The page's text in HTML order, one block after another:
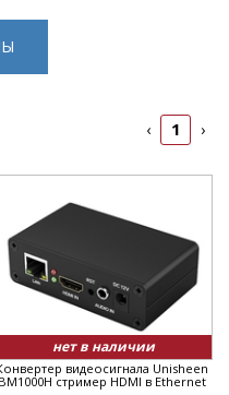
‹ 1 ›
нет в наличии
видеосигнала Unisheen
BM1000H стример HDMI в Ethernet